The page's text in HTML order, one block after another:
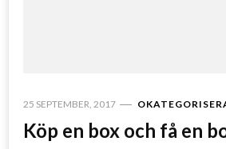
25 SEPTEMBER, 2017
Köp en box och få en